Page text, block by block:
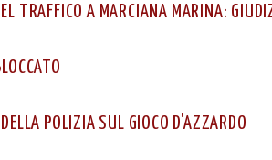
TRAFFICO A MARCIANA MARINA:
POLIZIA SUL GIOCO D'AZZARDO